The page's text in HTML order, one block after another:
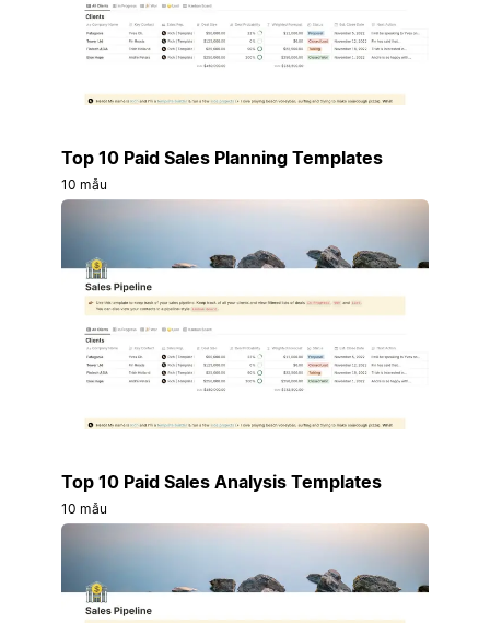
Top 10 Paid Sales Planning Templates
10 mẫu
Top 10 Paid Sales Analysis Templates
10 mẫu